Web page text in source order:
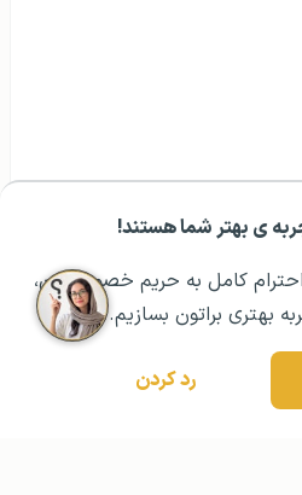
ی بهتر شما هستند!
احترام کامل به حریم خصوصیتون،
بهتری براتون بسازیم.
رد کردن
رزرو مشاوره تخصصی